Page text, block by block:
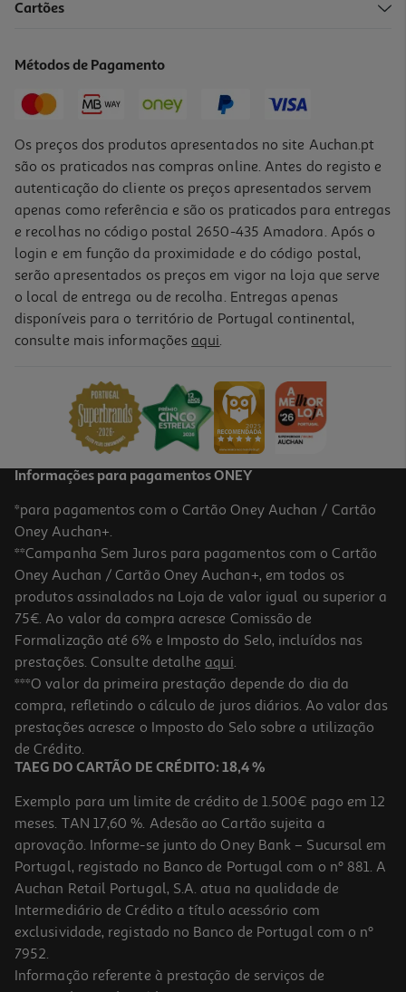
Price reduced from
4,49 €to
Promoção
Cartões
Métodos de Pagamento
Os preços dos produtos apresentados no site Auchan.pt
são os praticados nas compras online. Antes do registo e
autenticação do cliente os preços apresentados servem
apenas como referência e são os praticados para entregas
e recolhas no código postal 2650-435 Amadora. Após o
login e em função da proximidade e do código postal,
serão apresentados os preços em vigor na loja que serve
o local de entrega ou de recolha. Entregas apenas
disponíveis para o território de Portugal continental,
consulte mais informações aqui.
Informações para pagamentos ONEY
*para pagamentos com o Cartão Oney Auchan / Cartão
Oney Auchan+.
**Campanha Sem Juros para pagamentos com o Cartão
Oney Auchan / Cartão Oney Auchan+, em todos os
produtos assinalados na Loja de valor igual ou superior a
75€. Ao valor da compra acresce Comissão de
Formalização até 6% e Imposto do Selo, incluídos nas
prestações. Consulte detalhe aqui.
***O valor da primeira prestação depende do dia da
compra, refletindo o cálculo de juros diários. Ao valor das
prestações acresce o Imposto do Selo sobre a utilização
de Crédito.
TAEG DO CARTÃO DE CRÉDITO: 18,4 %
Exemplo para um limite de crédito de 1.500€ pago em 12
meses. TAN 17,60 %. Adesão ao Cartão sujeita a
aprovação. Informe-se junto do Oney Bank – Sucursal em
Portugal, registado no Banco de Portugal com o nº 881. A
Auchan Retail Portugal, S.A. atua na qualidade de
Intermediário de Crédito a título acessório com
exclusividade, registado no Banco de Portugal com o nº
7952.
Informação referente à prestação de serviços de